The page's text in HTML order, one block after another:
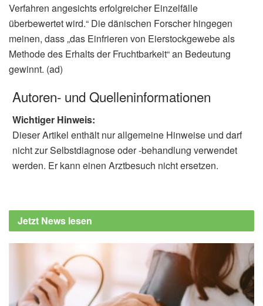
Verfahren angesichts erfolgreicher Einzelfälle
überbewertet wird.“ Die dänischen Forscher hingegen
meinen, dass „das Einfrieren von Eierstockgewebe als
Methode des Erhalts der Fruchtbarkeit“ an Bedeutung
gewinnt. (ad)
Autoren- und Quelleninformationen
Wichtiger Hinweis:
Dieser Artikel enthält nur allgemeine Hinweise und darf
nicht zur Selbstdiagnose oder -behandlung verwendet
werden. Er kann einen Arztbesuch nicht ersetzen.
Jetzt News lesen